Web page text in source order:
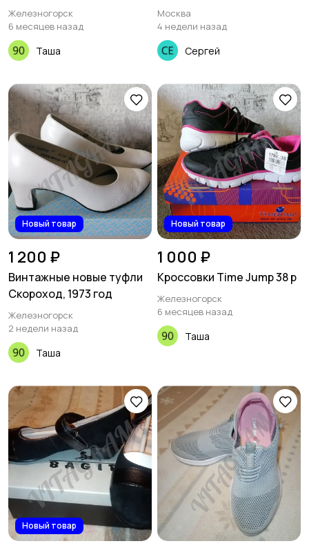
Железногорск
6 месяцев назад
Таша
Москва
4 недели назад
Сергей
Новый товар
1 200 ₽
Винтажные новые туфли
Скороход, 1973 год
Железногорск
2 недели назад
Таша
Новый товар
1 000 ₽
Кроссовки Time Jump 38 р
Железногорск
6 месяцев назад
Таша
Новый товар